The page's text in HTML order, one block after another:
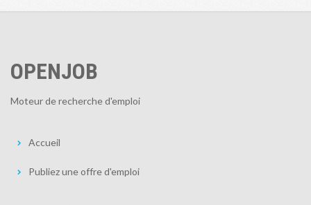
OPENJOB
Moteur de recherche d'emploi
Accueil
Publiez une offre d'emploi